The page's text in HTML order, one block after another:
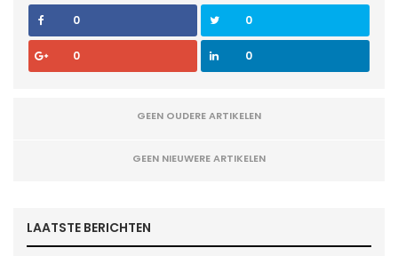
0 0
0 0
GEEN OUDERE ARTIKELEN
GEEN NIEUWERE ARTIKELEN
LAATSTE BERICHTEN